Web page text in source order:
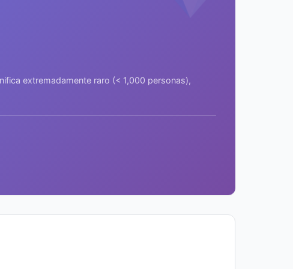
extremadamente raro (< 1,000 personas),